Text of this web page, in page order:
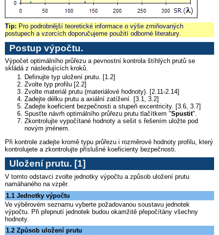
Tip: Pro podrobnější teoretické informace o výše zmiňovaných
postupech a vzorcích doporučujeme použití odborné literatury.
Postup výpočtu.
Výpočet optimálního průřezu a pevnostní kontrola štíhlých prutů se
skládá z následujících kroků.
Definujte typ uložení prutu. [1.2]
Zvolte typ profilu [2.2]
Zvolte materiál prutu (materiálové hodnoty). [2.11-2.14]
Zadejte délku prutu a axiální zatížení. [3.1, 3.2]
Zadejte koeficient bezpečnosti a stupeň excentricity. [3.6, 3.7]
Spusťte návrh optimálního průřezu prutu tlačítkem "Spustit".
Zkontrolujte vypočítané hodnoty a sešit s řešením uložte pod
novým jménem.
Při kontrole zadejte kromě typu průřezu i rozměrové hodnoty profilu, který
kontrolujete a zkontrolujte příslušné koeficienty bezpečnosti.
Uložení prutu. [1]
V tomto odstavci zvolte jednotky výpočtu a způsob uložení prutu
namáhaného na vzpěr.
1.1 Jednotky výpočtu
Ve výběrovém seznamu vyberte požadovanou soustavu jednotek
výpočtu. Při přepnutí jednotek budou okamžitě přepočítány všechny
hodnoty.
1.2 Způsob uložení prutu